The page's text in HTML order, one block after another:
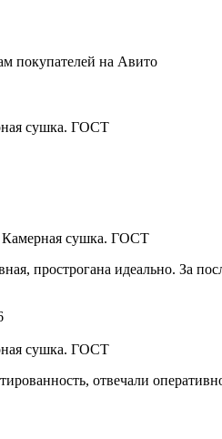
покупателей на Авито
сушка. ГОСТ
Камерная сушка. ГОСТ
прострогана идеально. За
сушка. ГОСТ
отвечали